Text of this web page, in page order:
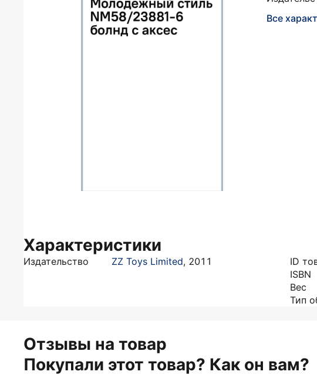
Все
Характеристики
Издательство ZZ Toys Limited, 2011 ID
ISBN
Вес
Тип
Отзывы на товар
Покупали этот товар? Как он вам?